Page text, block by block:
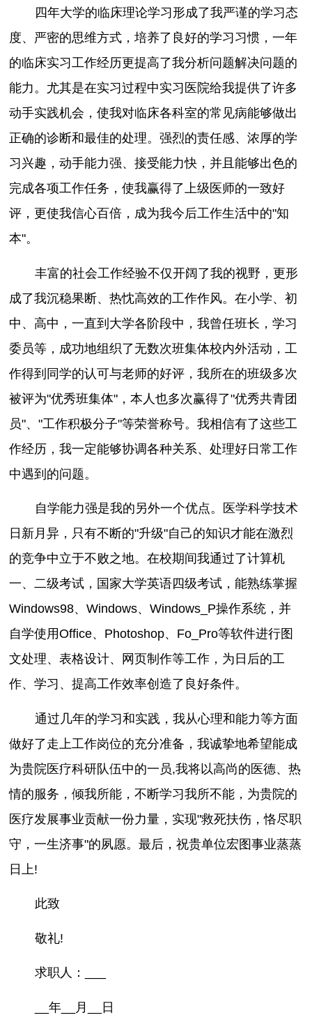
四年大学的临床理论学习形成了我严谨的学习态
度、严密的思维方式，培养了良好的学习习惯，一年
的临床实习工作经历更提高了我分析问题解决问题的
能力。尤其是在实习过程中实习医院给我提供了许多
动手实践机会，使我对临床各科室的常见病能够做出
正确的诊断和最佳的处理。强烈的责任感、浓厚的学
习兴趣，动手能力强、接受能力快，并且能够出色的
完成各项工作任务，使我赢得了上级医师的一致好
评，更使我信心百倍，成为我今后工作生活中的"知
本"。
丰富的社会工作经验不仅开阔了我的视野，更形
成了我沉稳果断、热忱高效的工作作风。在小学、初
中、高中，一直到大学各阶段中，我曾任班长，学习
委员等，成功地组织了无数次班集体校内外活动，工
作得到同学的认可与老师的好评，我所在的班级多次
被评为"优秀班集体"，本人也多次赢得了"优秀共青团
员"、"工作积极分子"等荣誉称号。我相信有了这些工
作经历，我一定能够协调各种关系、处理好日常工作
中遇到的问题。
自学能力强是我的另外一个优点。医学科学技术
日新月异，只有不断的"升级"自己的知识才能在激烈
的竞争中立于不败之地。在校期间我通过了计算机
一、二级考试，国家大学英语四级考试，能熟练掌握
Windows98、Windows、Windows_P操作系统，并
自学使用Office、Photoshop、Fo_Pro等软件进行图
文处理、表格设计、网页制作等工作，为日后的工
作、学习、提高工作效率创造了良好条件。
通过几年的学习和实践，我从心理和能力等方面
做好了走上工作岗位的充分准备，我诚挚地希望能成
为贵院医疗科研队伍中的一员,我将以高尚的医德、热
情的服务，倾我所能，不断学习我所不能，为贵院的
医疗发展事业贡献一份力量，实现"救死扶伤，恪尽职
守，一生济事"的夙愿。最后，祝贵单位宏图事业蒸蒸
日上!
此致
敬礼!
求职人：___
__年__月__日